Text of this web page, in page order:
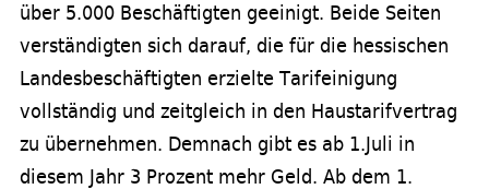
über 5.000 Beschäftigten geeinigt. Beide Seiten
verständigten sich darauf, die für die hessischen
Landesbeschäftigten erzielte Tarifeinigung
vollständig und zeitgleich in den Haustarifvertrag
zu übernehmen. Demnach gibt es ab 1.Juli in
diesem Jahr 3 Prozent mehr Geld. Ab dem 1.